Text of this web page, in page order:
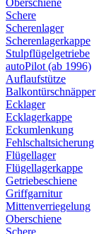
Schere
Scherenlager
Scherenlagerkappe
Stulpflügelgetriebe
autoPilot (ab 1996)
Auflaufstütze
Balkontürschnäpper
Ecklager
Ecklagerkappe
Eckumlenkung
Fehlschaltsicherung
Flügellager
Flügellagerkappe
Getriebeschiene
Griffgarnitur
Mittenverriegelung
Oberschiene
Schere